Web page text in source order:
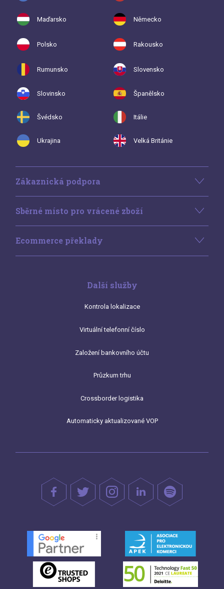
Maďarsko Německo
Polsko Rakousko
Rumunsko Slovensko
Slovinsko Španělsko
Švédsko Itálie
Ukrajina Velká Británie
Zákaznická podpora
Sběrné místo pro vrácené zboží
Ecommerce překlady
Další služby
Kontrola lokalizace
Virtuální telefonní číslo
Založení bankovního účtu
Průzkum trhu
Crossborder logistika
Automaticky aktualizované VOP